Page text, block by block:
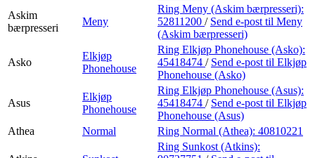
Askim
bærpresseri
Meny
Ring Meny (Askim bærpresseri):
52811200 / Send e-post til Meny
(Askim bærpresseri)
Asko
Elkjøp
Phonehouse
Ring Elkjøp Phonehouse (Asko):
45418474 / Send e-post til Elkjøp
Phonehouse (Asko)
Asus
Elkjøp
Phonehouse
Ring Elkjøp Phonehouse (Asus):
45418474 / Send e-post til Elkjøp
Phonehouse (Asus)
Athea
Normal Ring Normal (Athea): 40810221
Ring Sunkost (Atkins):